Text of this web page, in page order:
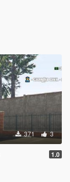
371 3
1.0